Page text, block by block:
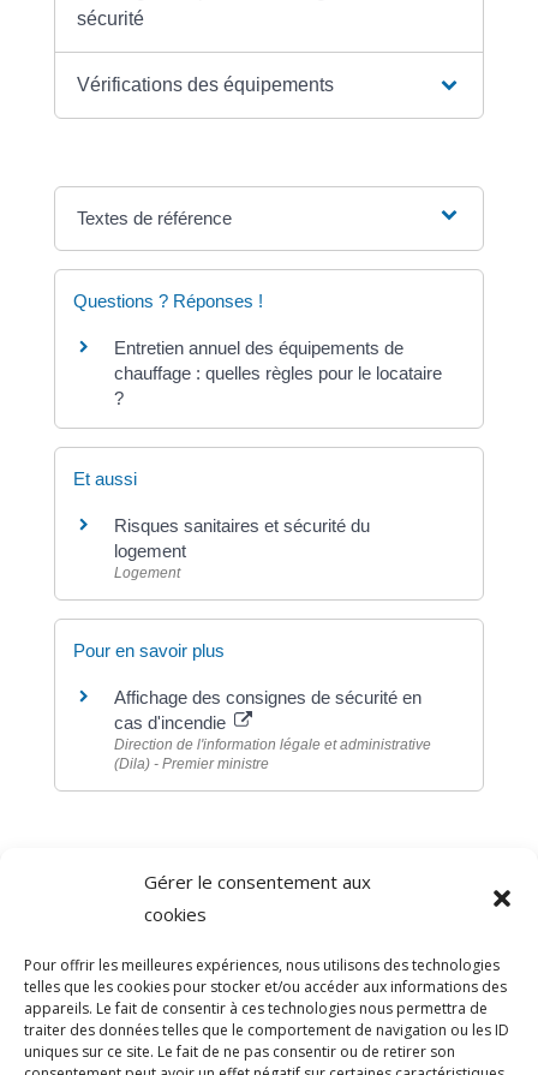
Gérer le consentement aux
cookies
Pour offrir les meilleures expériences, nous utilisons des technologies
telles que les cookies pour stocker et/ou accéder aux informations des
appareils. Le fait de consentir à ces technologies nous permettra de
traiter des données telles que le comportement de navigation ou les ID
uniques sur ce site. Le fait de ne pas consentir ou de retirer son
sécurité
Vérifications des équipements
Textes de référence
Questions ? Réponses !
Entretien annuel des équipements de
chauffage : quelles règles pour le locataire
?
Et aussi
Risques sanitaires et sécurité du
logement
Logement
Pour en savoir plus
Affichage des consignes de sécurité en
cas d'incendie
Direction de l'information légale et administrative
(Dila) - Premier ministre
Direction de l'information légale et administrative
comarquage developpé par